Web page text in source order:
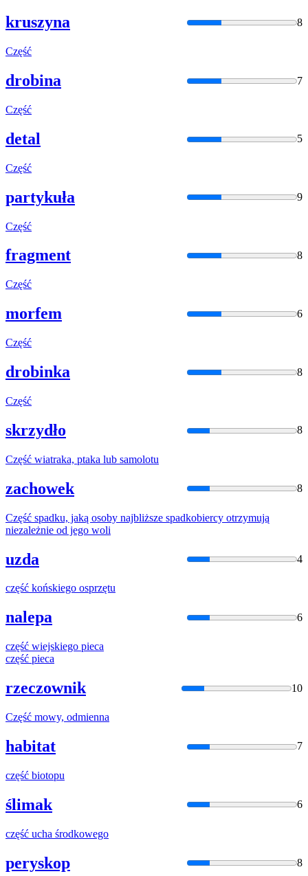
kruszyna 8
Część
drobina 7
Część
detal 5
Część
partykuła 9
Część
fragment 8
Część
morfem 6
Część
drobinka 8
Część
skrzydło 8
Część wiatraka, ptaka lub samolotu
zachowek 8
Część spadku, jaką osoby najbliższe spadkobiercy otrzymują
niezależnie od jego woli
uzda 4
część końskiego osprzętu
nalepa 6
część wiejskiego pieca
część pieca
rzeczownik 10
Część mowy, odmienna
habitat 7
część biotopu
ślimak 6
część ucha środkowego
peryskop 8